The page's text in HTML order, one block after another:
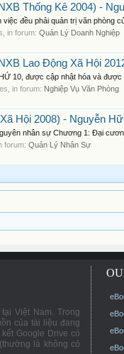
Thống Kê 2004) -
đều phải quản trị văn phòng
in forum:Quản Lý Doanh Nghiệp
Lao Động Xã Hội
10, được cập nhật hóa và
in forum: Nghiệp Vụ Văn Phòng
Hội 2008) - Nguyễn
nhân sự Chương 1: Đại
forum:Quản Lý Nhân Sự
Việt Nam. Trong
của tài liệu đang
Google Drive có
là không có